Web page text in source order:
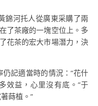
錦河托人從廣東采購了兩
了茶廠的一塊空位上。多
花茶的宏大市場潛力，決
記適當時的情況：“花什
效益，心里沒有底。”于
蒔植。”